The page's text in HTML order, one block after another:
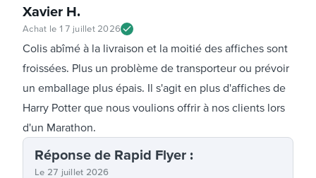
Xavier H.
Achat le 17 juillet 2026
Colis abîmé à la livraison et la moitié des affiches sont
froissées. Plus un problème de transporteur ou prévoir
un emballage plus épais. Il s'agit en plus d'affiches de
Harry Potter que nous voulions offrir à nos clients lors
d'un Marathon.
Réponse de Rapid Flyer :
Le 27 juillet 2026